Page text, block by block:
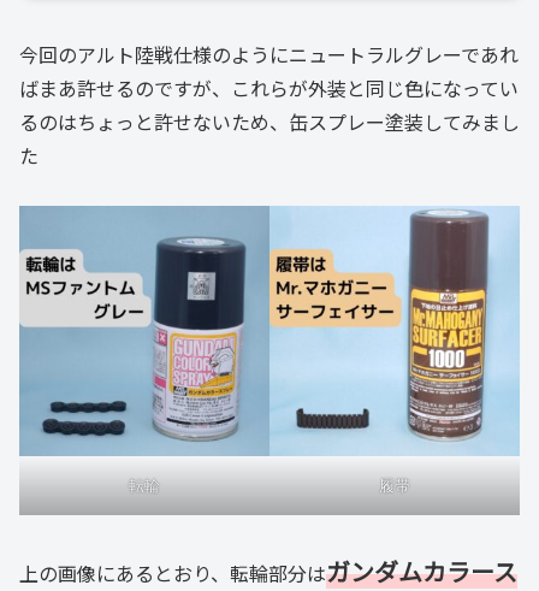
今回のアルト陸戦仕様のようにニュートラルグレーであれ
ばまあ許せるのですが、これらが外装と同じ色になってい
るのはちょっと許せないため、缶スプレー塗装してみまし
た
転輪 履帯
上の画像にあるとおり、転輪部分はガンダムカラース